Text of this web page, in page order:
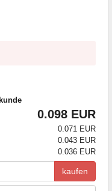
0.098 EUR
0.071 EUR
0.043 EUR
0.036 EUR
kaufen